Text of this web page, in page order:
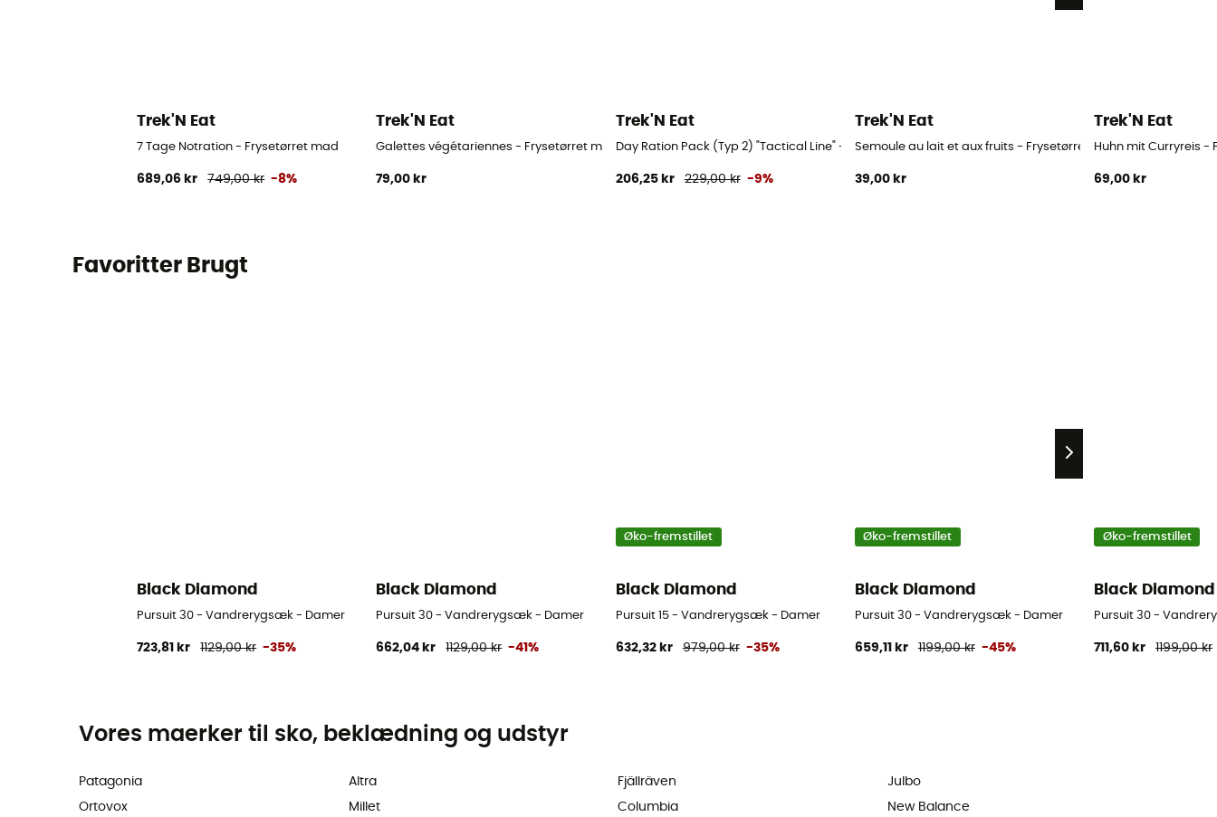
Trek'N Eat
7 Tage Notration - Frysetørret mad
689,06 kr 749,00 kr -8%
Trek'N Eat
Galettes végétariennes - Frysetørret mad
79,00 kr
Trek'N Eat
Day Ration Pack (Typ 2) "Tactical Line" - Frysetørret mad
206,25 kr 229,00 kr -9%
Trek'N Eat
Semoule au lait et aux fruits - Frysetørret mad
39,00 kr
Trek'N Eat
Huhn mit Curryreis -
69,00 kr
Favoritter Brugt
Black Diamond
Pursuit 30 - Vandrerygsæk - Damer
723,81 kr 1129,00 kr -35%
Black Diamond
Pursuit 30 - Vandrerygsæk - Damer
662,04 kr 1129,00 kr -41%
Øko-fremstillet
Black Diamond
Pursuit 15 - Vandrerygsæk - Damer
632,32 kr 979,00 kr -35%
Øko-fremstillet
Black Diamond
Pursuit 30 - Vandrerygsæk - Damer
659,11 kr 1199,00 kr -45%
Øko-fremstillet
Black Diamond
Pursuit 30 -
711,60 kr 1199,00 kr
Vores maerker til sko, beklædning og udstyr
Patagonia
Ortovox
Altra
Millet
Fjällräven
Columbia
Julbo
New Balance